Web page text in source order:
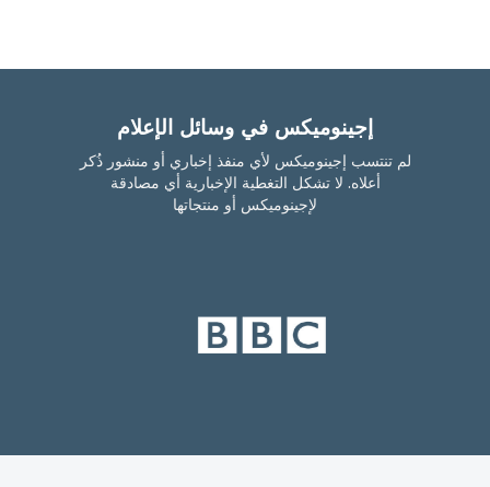
إجينوميكس في وسائل الإعلام
لم تنتسب إجينوميكس لأي منفذ إخباري أو منشور ذُكر
أعلاه. لا تشكل التغطية الإخبارية أي مصادقة
لإجينوميكس أو منتجاتها